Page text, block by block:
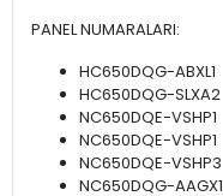
PANEL NUMARALARI:
HC650DQG-ABXL1
HC650DQG-SLXA2
NC650DQE-VSHP1
NC650DQE-VSHP1
NC650DQE-VSHP3
NC650DQG-AAGX1